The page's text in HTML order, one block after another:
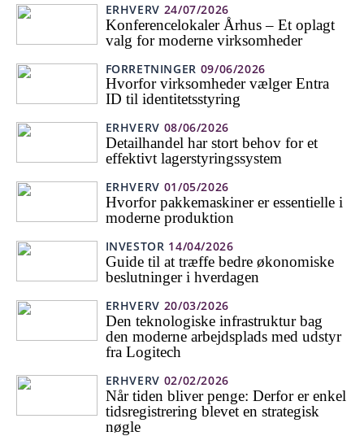
ERHVERV 24/07/2026
Konferencelokaler Århus – Et oplagt
valg for moderne virksomheder
FORRETNINGER 09/06/2026
Hvorfor virksomheder vælger Entra
ID til identitetsstyring
ERHVERV 08/06/2026
Detailhandel har stort behov for et
effektivt lagerstyringssystem
ERHVERV 01/05/2026
Hvorfor pakkemaskiner er essentielle i
moderne produktion
INVESTOR 14/04/2026
Guide til at træffe bedre økonomiske
beslutninger i hverdagen
ERHVERV 20/03/2026
Den teknologiske infrastruktur bag
den moderne arbejdsplads med udstyr
fra Logitech
ERHVERV 02/02/2026
Når tiden bliver penge: Derfor er enkel
tidsregistrering blevet en strategisk
nøgle